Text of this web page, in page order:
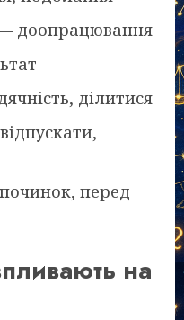
— доопрацювання
ділитися
перед
на